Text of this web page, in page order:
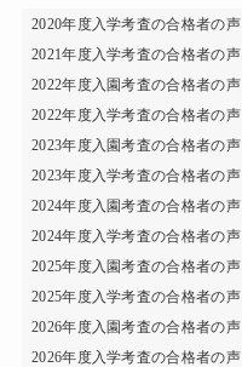
2020年度入学考査の合格者の声
2021年度入学考査の合格者の声
2022年度入園考査の合格者の声
2022年度入学考査の合格者の声
2023年度入園考査の合格者の声
2023年度入学考査の合格者の声
2024年度入園考査の合格者の声
2024年度入学考査の合格者の声
2025年度入園考査の合格者の声
2025年度入学考査の合格者の声
2026年度入園考査の合格者の声
2026年度入学考査の合格者の声